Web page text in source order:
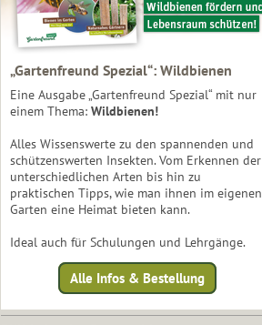
„Gartenfreund Spezial“: Wildbienen
Eine Ausgabe „Gartenfreund Spezial“ mit nur
einem Thema: Wildbienen!
Alles Wissenswerte zu den spannenden und
schützenswerten Insekten. Vom Erkennen der
unterschiedlichen Arten bis hin zu
praktischen Tipps, wie man ihnen im eigenen
Garten eine Heimat bieten kann.
Ideal auch für Schulungen und Lehrgänge.
Alle Infos & Bestellung